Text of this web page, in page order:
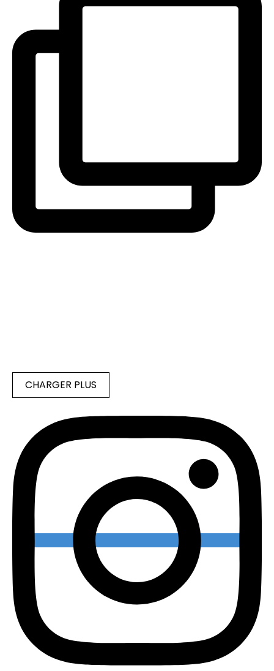
CHARGER PLUS